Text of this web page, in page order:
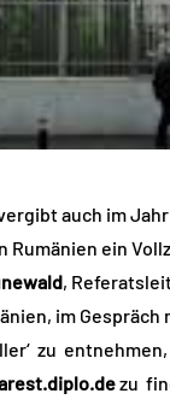
auch im
Rumänien ein
,
im
zu
zu